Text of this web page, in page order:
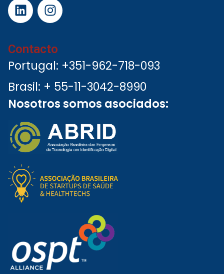
Contacto
Portugal: +351-962-718-093
Brasil: + 55-11-3042-8990
Nosotros somos asociados: